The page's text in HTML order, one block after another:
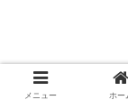
メニュー ホー